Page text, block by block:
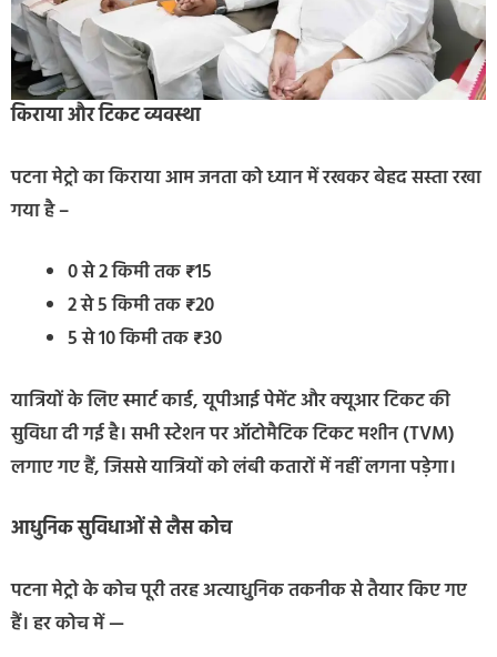
किराया और टिकट व्यवस्था
पटना मेट्रो का किराया आम जनता को ध्यान में रखकर बेहद सस्ता रखा
गया है –
0 से 2 किमी तक ₹15
2 से 5 किमी तक ₹20
5 से 10 किमी तक ₹30
यात्रियों के लिए स्मार्ट कार्ड, यूपीआई पेमेंट और क्यूआर टिकट की
सुविधा दी गई है। सभी स्टेशन पर ऑटोमैटिक टिकट मशीन (TVM)
लगाए गए हैं, जिससे यात्रियों को लंबी कतारों में नहीं लगना पड़ेगा।
आधुनिक सुविधाओं से लैस कोच
पटना मेट्रो के कोच पूरी तरह अत्याधुनिक तकनीक से तैयार किए गए
हैं। हर कोच में —